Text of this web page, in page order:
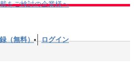
をご検討の企業様へ
（無料） ログイン